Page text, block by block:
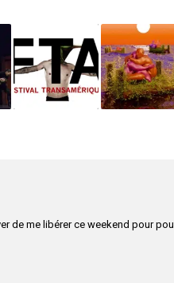
de me libérer ce weekend pour